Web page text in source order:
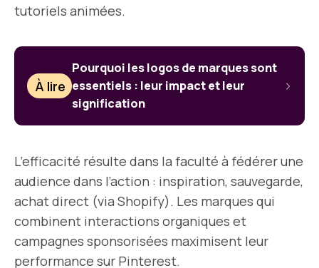
tutoriels animées.
À lire
Pourquoi les logos de marques sont
essentiels : leur impact et leur
signification
L’efficacité résulte dans la faculté à fédérer une
audience dans l’action : inspiration, sauvegarde,
achat direct (via Shopify). Les marques qui
combinent interactions organiques et
campagnes sponsorisées maximisent leur
performance sur Pinterest.